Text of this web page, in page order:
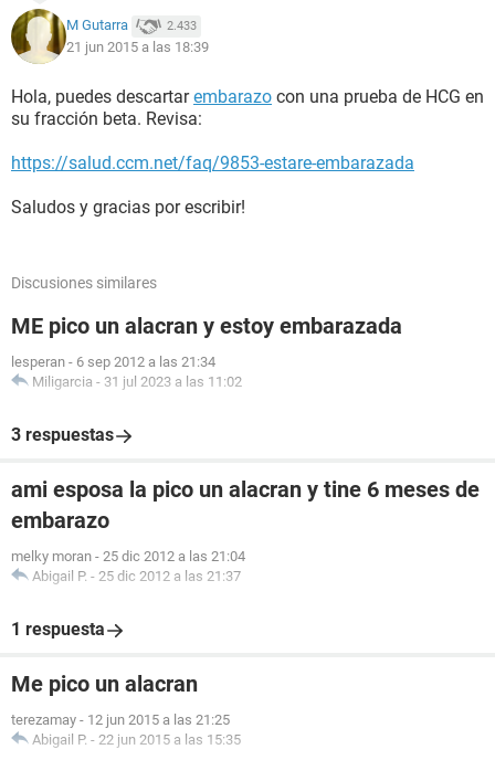
M Gutarra 2.433
21 jun 2015 a las 18:39
Hola, puedes descartarembarazo con una prueba de HCG en
su fracción beta. Revisa:
https://salud.ccm.net/faq/9853-estare-embarazada
Saludos y gracias por escribir!
Discusiones similares
ME pico un alacran y estoy embarazada
lesperan - 6 sep 2012 a las 21:34
Miligarcia - 31 jul 2023 a las 11:02
3 respuestas
ami esposa la pico un alacran y tine 6 meses de
embarazo
melky moran - 25 dic 2012 a las 21:04
Abigail P. - 25 dic 2012 a las 21:37
1 respuesta
Me pico un alacran
terezamay - 12 jun 2015 a las 21:25
Abigail P. - 22 jun 2015 a las 15:35